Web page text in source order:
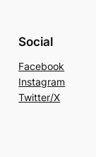
Social
Facebook
Instagram
Twitter/X